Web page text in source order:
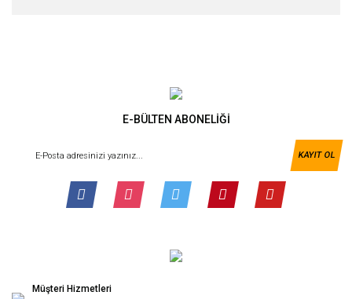
E-BÜLTEN ABONELİĞİ
KAYIT OL
Müşteri Hizmetleri